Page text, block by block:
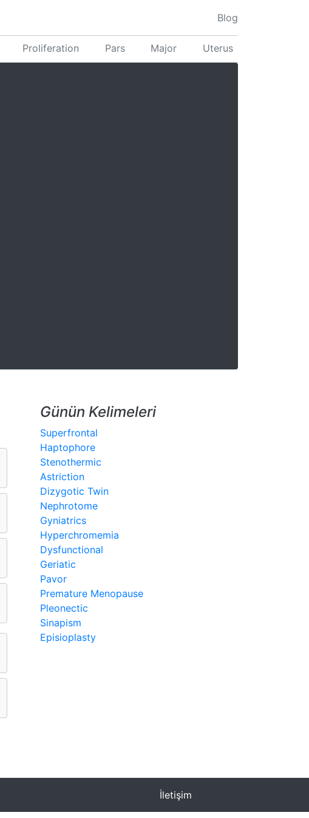
Blog
Proliferation Pars Major Uterus
Günün Kelimeleri
Superfrontal
Haptophore
Stenothermic
Astriction
Dizygotic Twin
Nephrotome
Gyniatrics
Hyperchromemia
Dysfunctional
Geriatic
Pavor
Premature Menopause
Pleonectic
Sinapism
Episioplasty
İletişim